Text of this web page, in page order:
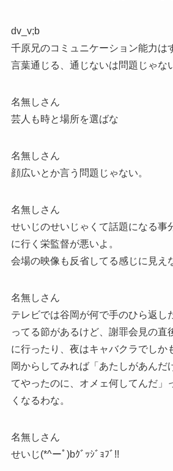
dv_v;b
千原兄のコミュニケーション能力は
言葉通じる、通じないは問題じゃな
名無しさん
芸人も時と場所を選ばな
名無しさん
顔広いとか言う問題じゃない。
名無しさん
せいじのせいじゃくて話題になる事
に行く栄監督が悪いよ。
会場の映像も反省してる感じに見え
名無しさん
テレビでは谷岡が何で手のひら返し
ってる節があるけど、謝罪会見の直
に行ったり、夜はキャバクラでしか
岡からしてみれば「あたしがあんだ
てやったのに、オメェ何してんだ」
くなるわな。
名無しさん
せいじ(*^ーﾟ)bｸﾞｯｼﾞｮﾌﾞ!!